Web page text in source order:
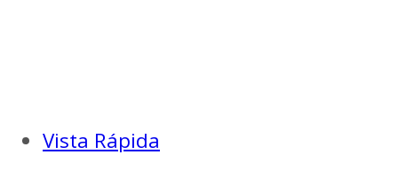
Vista Rápida